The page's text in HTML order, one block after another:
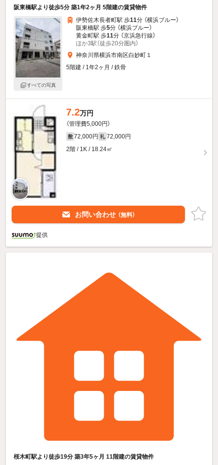
阪東橋駅より徒歩5分 築1年2ヶ月 5階建の賃貸物件
すべての写真
伊勢佐木長者町駅 歩11分 （横浜ブルー）
阪東橋駅 歩5分 （横浜ブルー）
黄金町駅 歩11分 （京浜急行線）
ほか3駅（徒歩20分圏内）
神奈川県横浜市南区白妙町１
5階建 / 1年2ヶ月 / 鉄骨
7.2万円
（管理費5,000円）
敷 72,000円 礼 72,000円
2階 / 1K / 18.24㎡
お問い合わせ （無料）
提供
桜木町駅より徒歩19分 築3年5ヶ月 11階建の賃貸物件